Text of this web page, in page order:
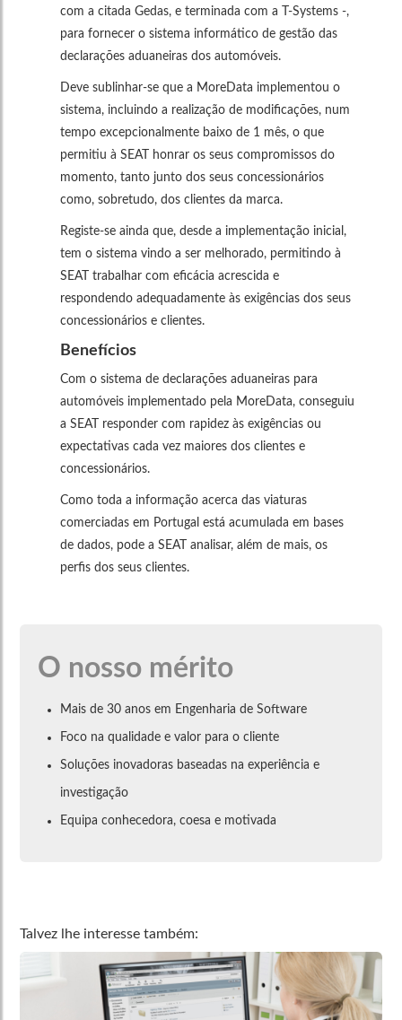
com a citada Gedas, e terminada com a T-Systems -,
para fornecer o sistema informático de gestão das
declarações aduaneiras dos automóveis.
Deve sublinhar-se que a MoreData implementou o
sistema, incluindo a realização de modificações, num
tempo excepcionalmente baixo de 1 mês, o que
permitiu à SEAT honrar os seus compromissos do
momento, tanto junto dos seus concessionários
como, sobretudo, dos clientes da marca.
Registe-se ainda que, desde a implementação inicial,
tem o sistema vindo a ser melhorado, permitindo à
SEAT trabalhar com eficácia acrescida e
respondendo adequadamente às exigências dos seus
concessionários e clientes.
Benefícios
Com o sistema de declarações aduaneiras para
automóveis implementado pela MoreData, conseguiu
a SEAT responder com rapidez às exigências ou
expectativas cada vez maiores dos clientes e
concessionários.
Como toda a informação acerca das viaturas
comerciadas em Portugal está acumulada em bases
de dados, pode a SEAT analisar, além de mais, os
perfis dos seus clientes.
O nosso mérito
Mais de 30 anos em Engenharia de Software
Foco na qualidade e valor para o cliente
Soluções inovadoras baseadas na experiência e
investigação
Equipa conhecedora, coesa e motivada
Talvez lhe interesse também: